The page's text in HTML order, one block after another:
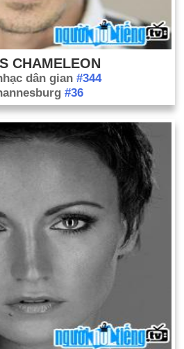
CHAMELEON
dân gian #344
#36